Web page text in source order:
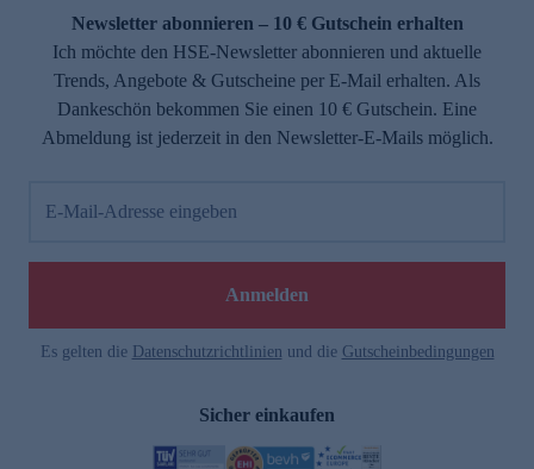
Newsletter abonnieren – 10 € Gutschein erhalten
Ich möchte den HSE-Newsletter abonnieren und aktuelle
Trends, Angebote & Gutscheine per E-Mail erhalten. Als
Dankeschön bekommen Sie einen 10 € Gutschein. Eine
Abmeldung ist jederzeit in den Newsletter-E-Mails möglich.
E-Mail-Adresse eingeben
Anmelden
Es gelten die Datenschutzrichtlinien und die Gutscheinbedingungen
Sicher einkaufen